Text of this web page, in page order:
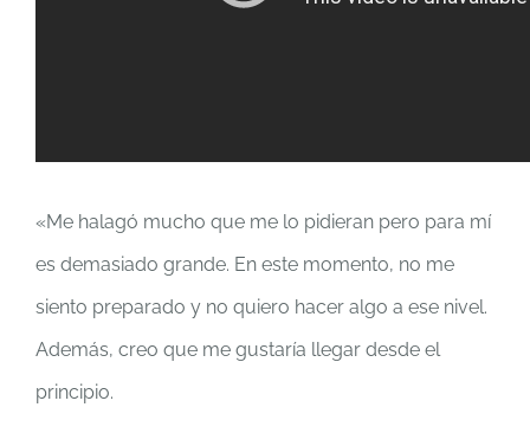
«Me halagó mucho que me lo pidieran pero para mí
es demasiado grande. En este momento, no me
siento preparado y no quiero hacer algo a ese nivel.
Además, creo que me gustaría llegar desde el
principio.